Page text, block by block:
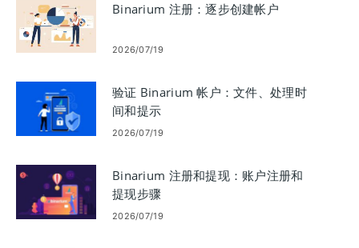
Binarium 注册：逐步创建帐户
2026/07/19
验证 Binarium 帐户：文件、处理时
间和提示
2026/07/19
Binarium 注册和提现：账户注册和
提现步骤
2026/07/19